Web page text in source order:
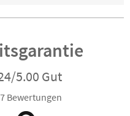
5.00 Gut
Bewertungen